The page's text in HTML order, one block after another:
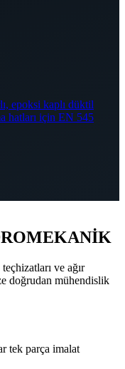
epoksi kaplı düktil
hatları için EN 545
ve ağır
doğrudan mühendislik
tek parça imalat